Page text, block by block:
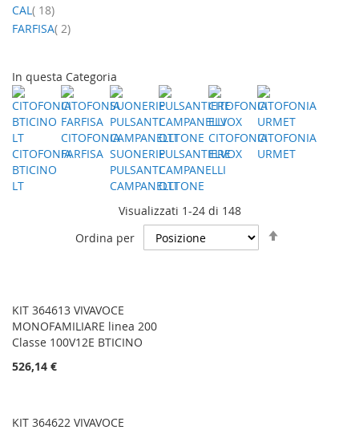
In questa Categoria
CITOFONIA
BTICINO
LT
CITOFONIA
FARFISA SUONERIE
PULSANTI
CAMPANELLI
PULSANTIERE
CAMPANELLI
OTTONE
CITOFONIA
ELVOX
CITOFONIA
URMET
Visualizzati 1-24 di 148
Ordina per
KIT 364613 VIVAVOCE
MONOFAMILIARE linea 200
Classe 100V12E BTICINO
526,14 €
KIT 364622 VIVAVOCE
CAL 18elementi
FARFISA 2elementi